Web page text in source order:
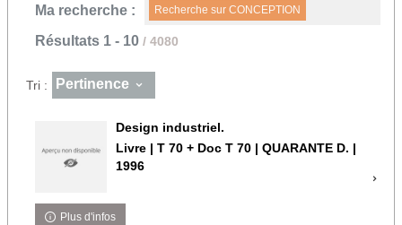
Ma recherche : Recherche sur CONCEPTION
Résultats 1 - 10 / 4080
Tri : Pertinence
Design industriel.
Livre | T 70 + Doc T 70 | QUARANTE D. |
1996
Plus d'infos